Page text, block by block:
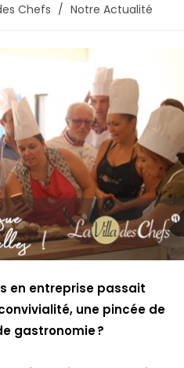
Chefs / Notre Actualité
en entreprise passait
une pincée de
gastronomie ?